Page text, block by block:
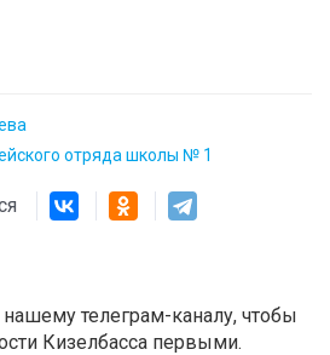
отряда школы № 1
телеграм-каналу, чтобы
Кизелбасса первыми.